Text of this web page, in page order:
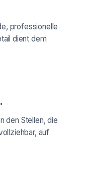
professionelle
dient dem
den Stellen, die
auf